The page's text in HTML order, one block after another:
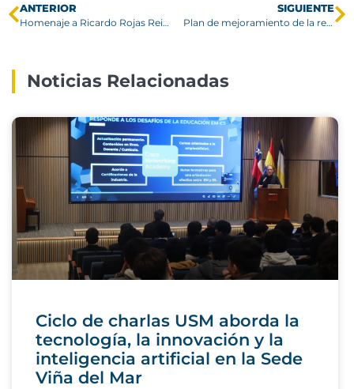
ANTERIOR
Homenaje a Ricardo Rojas Reischel Q.E.P.D.
SIGUIENTE
Plan de mejoramiento de la red wifi apunta a mejorar la calidad del servicio en la comunidad
Noticias Relacionadas
Ciclo de charlas USM aborda la
tecnología, la innovación y la
inteligencia artificial en la Sede
Viña del Mar